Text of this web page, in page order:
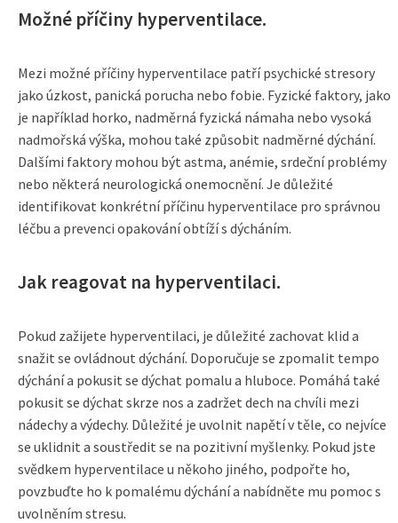
Možné příčiny hyperventilace.
Mezi možné příčiny hyperventilace patří psychické stresory
jako úzkost, panická porucha nebo fobie. Fyzické faktory, jako
je například horko, nadměrná fyzická námaha nebo vysoká
nadmořská výška, mohou také způsobit nadměrné dýchání.
Dalšími faktory mohou být astma, anémie, srdeční problémy
nebo některá neurologická onemocnění. Je důležité
identifikovat konkrétní příčinu hyperventilace pro správnou
léčbu a prevenci opakování obtíží s dýcháním.
Jak reagovat na hyperventilaci.
Pokud zažijete hyperventilaci, je důležité zachovat klid a
snažit se ovládnout dýchání. Doporučuje se zpomalit tempo
dýchání a pokusit se dýchat pomalu a hluboce. Pomáhá také
pokusit se dýchat skrze nos a zadržet dech na chvíli mezi
nádechy a výdechy. Důležité je uvolnit napětí v těle, co nejvíce
se uklidnit a soustředit se na pozitivní myšlenky. Pokud jste
svědkem hyperventilace u někoho jiného, podpořte ho,
povzbuďte ho k pomalému dýchání a nabídněte mu pomoc s
uvolněním stresu.